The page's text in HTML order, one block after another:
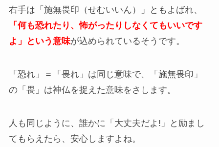
右手は「施無畏印（せむいいん）」ともよばれ、
「何も恐れたり、怖がったりしなくてもいいです
よ」という意味が込められているそうです。
「恐れ」＝「畏れ」は同じ意味で、「施無畏印」
の「畏」は神仏を捉えた意味をさします。
人も同じように、誰かに「大丈夫だよ!」と励まし
てもらえたら、安心しますよね。